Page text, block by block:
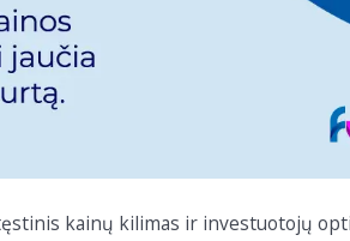
kainų kilimas ir investuotojų